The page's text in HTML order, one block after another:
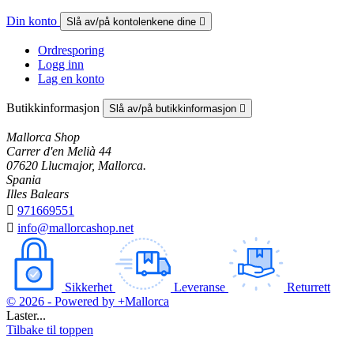
Din konto Slå av/på kontolenkene dine 
Ordresporing
Logg inn
Lag en konto
Butikkinformasjon Slå av/på butikkinformasjon 
Mallorca Shop
Carrer d'en Melià 44
07620 Llucmajor, Mallorca.
Spania
Illes Balears
 971669551
 info@mallorcashop.net
Sikkerhet Leveranse
Returrett
© 2026 - Powered by +Mallorca
Laster...
Tilbake til toppen